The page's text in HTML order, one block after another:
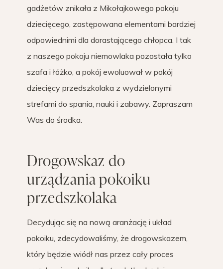
gadżetów znikała z Mikołajkowego pokoju
dziecięcego, zastępowana elementami bardziej
odpowiednimi dla dorastającego chłopca. I tak
z naszego pokoju niemowlaka pozostała tylko
szafa i łóżko, a pokój ewoluował w pokój
dziecięcy przedszkolaka z wydzielonymi
strefami do spania, nauki i zabawy. Zapraszam
Was do środka.
Drogowskaz do
urządzania pokoiku
przedszkolaka
Decydując się na nową aranżację i układ
pokoiku, zdecydowaliśmy, że drogowskazem,
który będzie wiódł nas przez cały proces